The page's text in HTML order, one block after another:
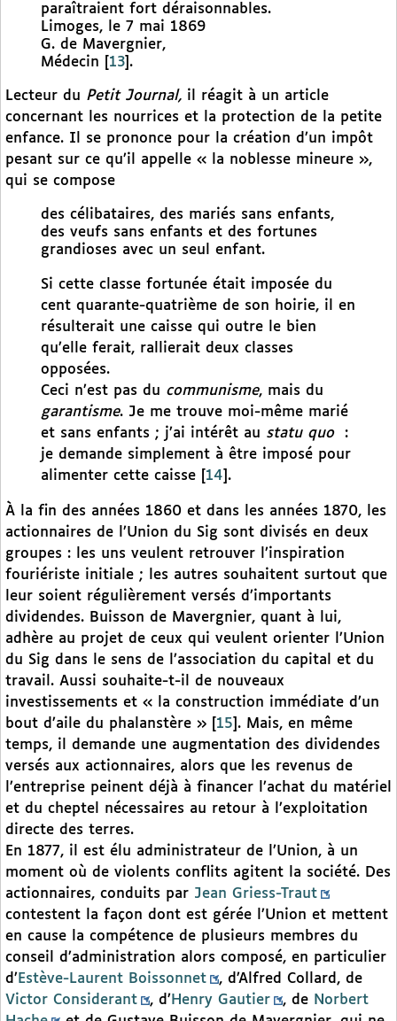
paraîtraient fort déraisonnables.
Limoges, le 7 mai 1869
G. de Mavergnier,
Médecin
13 .
Lecteur du Petit Journal, il réagit à un article
concernant les nourrices et la protection de la petite
enfance. Il se prononce pour la création d’un impôt
pesant sur ce qu’il appelle « la noblesse mineure »,
qui se compose
des célibataires, des mariés sans enfants,
des veufs sans enfants et des fortunes
grandioses avec un seul enfant.
Si cette classe fortunée était imposée du
cent quarante-quatrième de son hoirie, il en
résulterait une caisse qui outre le bien
qu’elle ferait, rallierait deux classes
opposées.
Ceci n’est pas du communisme, mais du
garantisme. Je me trouve moi-même marié
et sans enfants ; j’ai intérêt au statu quo
:
je demande simplement à être imposé pour
alimenter cette caisse
14 .
À la fin des années 1860 et dans les années 1870, les
actionnaires de l’Union du Sig sont divisés en deux
groupes : les uns veulent retrouver l’inspiration
fouriériste initiale ; les autres souhaitent surtout que
leur soient régulièrement versés d’importants
dividendes. Buisson de Mavergnier, quant à lui,
adhère au projet de ceux qui veulent orienter l’Union
du Sig dans le sens de l’association du capital et du
travail. Aussi souhaite-t-il de nouveaux
investissements et « la construction immédiate d’un
bout d’aile du phalanstère »
15 . Mais, en même
temps, il demande une augmentation des dividendes
versés aux actionnaires, alors que les revenus de
l’entreprise peinent déjà à financer l’achat du matériel
et du cheptel nécessaires au retour à l’exploitation
directe des terres.
En 1877, il est élu administrateur de l’Union, à un
moment où de violents conflits agitent la société. Des
actionnaires, conduits par Jean Griess-Traut
contestent la façon dont est gérée l’Union et mettent
en cause la compétence de plusieurs membres du
conseil d’administration alors composé, en particulier
d’ Estève-Laurent Boissonnet
, d’Alfred Collard, de
Victor Considerant
, d’ Henry Gautier , de Norbert